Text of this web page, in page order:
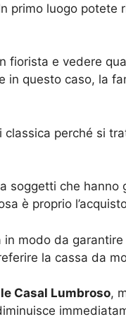
primo luogo potete
e vedere
in questo caso, la
perché si
soggetti che
è proprio
modo da
la cassa da
Casal Lumbroso,